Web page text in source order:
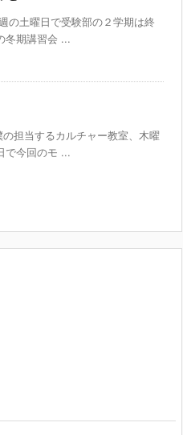
の土曜日で受験部の２学期は終
冬期講習会 ...
担当するカルチャー教室、木曜
で今回のモ ...